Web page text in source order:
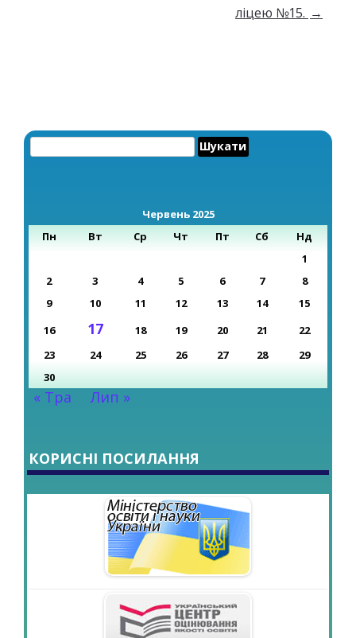
ліцею №15. →
Червень 2025
Пн
Вт Ср Чт Пт Сб
Нд
1
2
3 4 5 6 7
8
9
10 11 12 13 14
15
16
17 18 19 20 21
22
23
24 25 26 27 28
29
30
« Тра Лип »
КОРИСНІ ПОСИЛАННЯ